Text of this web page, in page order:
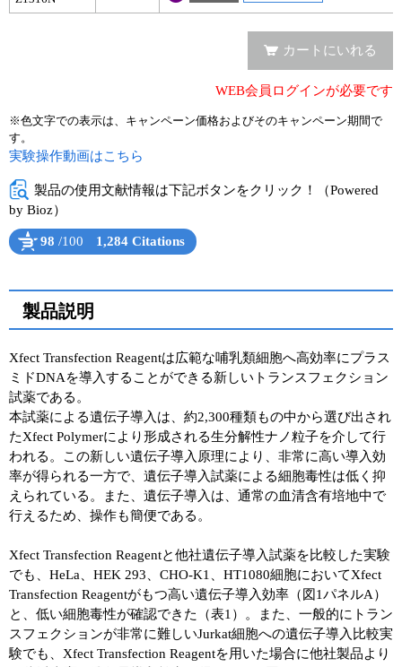
プロトコール集
Q&A
※色文字での表示は、キャンペーン価格およびそのキャンペーン期間で
す。
実験操作動画はこちら
カートにいれる
WEB会員ログインが必要です
製品の使用文献情報は下記ボタンをクリック！（Powered
by Bioz）
98 /100 1,284 Citations
製品説明
Xfect Transfection Reagentは広範な哺乳類細胞へ高効率にプラス
ミドDNAを導入することができる新しいトランスフェクション
試薬である。
本試薬による遺伝子導入は、約2,300種類もの中から選び出され
たXfect Polymerにより形成される生分解性ナノ粒子を介して行
われる。この新しい遺伝子導入原理により、非常に高い導入効
率が得られる一方で、遺伝子導入試薬による細胞毒性は低く抑
えられている。また、遺伝子導入は、通常の血清含有培地中で
行えるため、操作も簡便である。
Xfect Transfection Reagentと他社遺伝子導入試薬を比較した実験
でも、HeLa、HEK 293、CHO-K1、HT1080細胞においてXfect
Transfection Reagentがもつ高い遺伝子導入効率（図1パネルA）
と、低い細胞毒性が確認できた（表1）。また、一般的にトラン
スフェクションが非常に難しいJurkat細胞への遺伝子導入比較実
験でも、Xfect Transfection Reagentを用いた場合に他社製品より